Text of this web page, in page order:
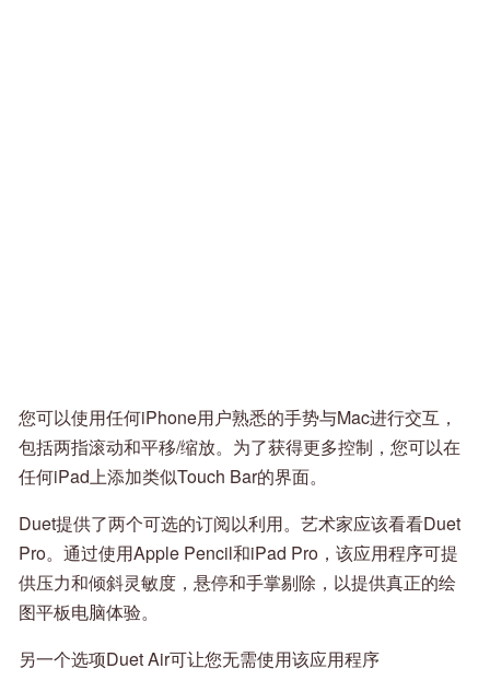
您可以使用任何iPhone用户熟悉的手势与Mac进行交互，
包括两指滚动和平移/缩放。为了获得更多控制，您可以在
任何iPad上添加类似Touch Bar的界面。
Duet提供了两个可选的订阅以利用。艺术家应该看看Duet
Pro。通过使用Apple Pencil和iPad Pro，该应用程序可提
供压力和倾斜灵敏度，悬停和手掌剔除，以提供真正的绘
图平板电脑体验。
另一个选项Duet Air可让您无需使用该应用程序